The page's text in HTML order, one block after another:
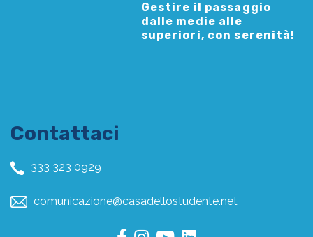
Gestire il passaggio
dalle medie alle
superiori, con serenità!
Contattaci
333 323 0929
comunicazione@casadellostudente.net